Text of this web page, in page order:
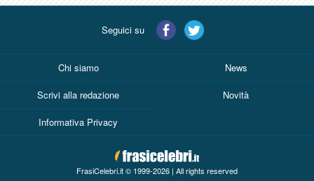
Seguici su
Chi siamo News
Scrivi alla redazione Novità
Informativa Privacy
FrasiCelebri.it © 1999-2026 | All rights reserved